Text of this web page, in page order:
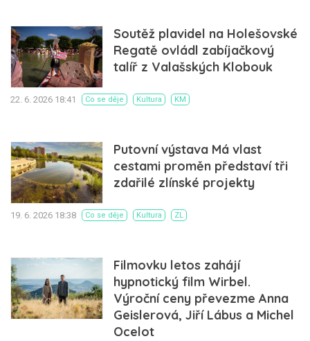
Soutěž plavidel na Holešovské
Regatě ovládl zabíjačkový
talíř z Valašských Klobouk
22. 6. 2026 18:41 Co se děje Kultura KM
Putovní výstava Má vlast
cestami proměn představí tři
zdařilé zlínské projekty
19. 6. 2026 18:38 Co se děje Kultura ZL
Filmovku letos zahájí
hypnotický film Wirbel.
Výroční ceny převezme Anna
Geislerová, Jiří Lábus a Michel
Ocelot